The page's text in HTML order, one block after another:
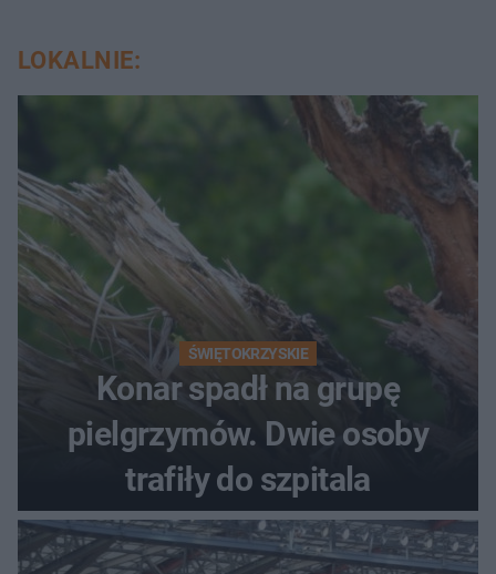
LOKALNIE:
ŚWIĘTOKRZYSKIE
Konar spadł na grupę
pielgrzymów. Dwie osoby
trafiły do szpitala